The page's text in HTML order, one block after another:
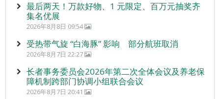
最后两天！万款好物、1 元限定、百万元抽奖齐
集名优展
2026年8月8日 09:54
受热带气旋 “白海豚” 影响 部分航班取消
2026年8月7日 22:27
长者事务委员会2026年第二次全体会议及养老保
障机制跨部门协调小组联合会议
2026年8月7日 20:41